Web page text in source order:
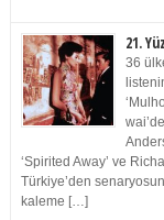
21.
36
‘Spirited Away’ ve
Türkiye’den
kaleme […]